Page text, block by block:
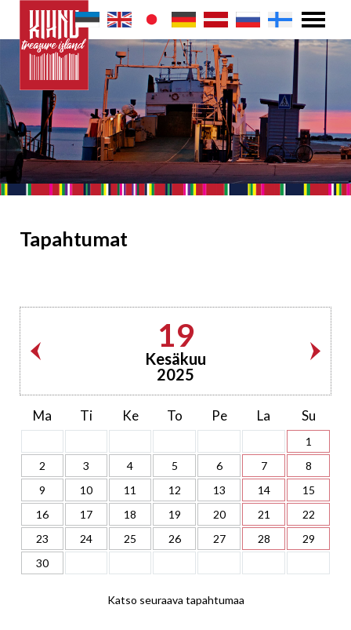
Tapahtumat
19
Kesäkuu
2025
Ma Ti Ke To Pe La Su
1
2
3 4 5 6 7
8
9
10 11 12 13 14
15
16
17 18 19 20 21
22
23
24 25 26 27 28
29
30
Katso seuraava tapahtumaa